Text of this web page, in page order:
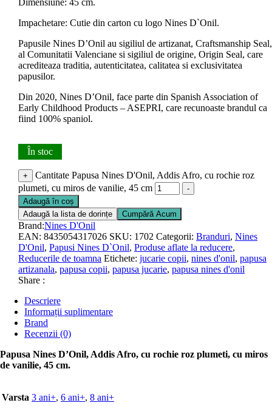
Impachetare: Cutie din carton cu logo Nines D`Onil.
Papusile Nines D’Onil au sigiliul de artizanat, Craftsmanship Seal,
al Comunitatii Valenciane si sigiliul de origine, Origin Seal, care
acrediteaza traditia, autenticitatea, calitatea si exclusivitatea
papusilor.
Din 2020, Nines D’Onil, face parte din Spanish Association of
Early Childhood Products – ASEPRI, care recunoaste brandul ca
fiind 100% spaniol.
În stoc
+
Cantitate Papusa Nines D'Onil, Addis Afro, cu rochie roz
plumeti, cu miros de vanilie, 45 cm
-
Adaugă în coș
Adaugă la lista de dorințe
Cumpără Acum
Brand:Nines D'Onil
EAN: 8435054317026 SKU: 1702 Categorii: Branduri, Nines
D'Onil, Papusi Nines D`Onil, Produse aflate la reducere,
Reducerile de toamna Etichete: jucarie copii, nines d'onil, papusa
artizanala, papusa copii, papusa jucarie, papusa nines d'onil
Share :
Descriere
Informații suplimentare
Brand
Recenzii (0)
Papusa Nines D’Onil, Addis Afro, cu rochie roz plumeti, cu miros
de vanilie, 45 cm.
Varsta 3 ani+, 6 ani+, 8 ani+